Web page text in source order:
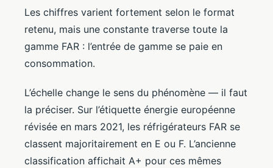
Les chiffres varient fortement selon le format
retenu, mais une constante traverse toute la
gamme FAR : l’entrée de gamme se paie en
consommation.
L’échelle change le sens du phénomène — il faut
la préciser. Sur l’étiquette énergie européenne
révisée en mars 2021, les réfrigérateurs FAR se
classent majoritairement en E ou F. L’ancienne
classification affichait A+ pour ces mêmes